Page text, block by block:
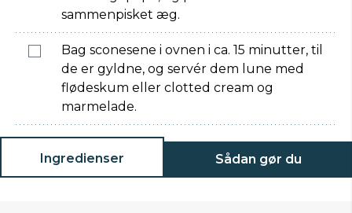
sammenpisket æg.
Bag sconesene i ovnen i ca. 15 minutter, til
de er gyldne, og servér dem lune med
flødeskum eller clotted cream og
marmelade.
Ingredienser Sådan gør du